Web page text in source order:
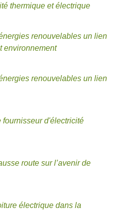
thermique et électrique
renouvelables un lien
environnement
renouvelables un lien
fournisseur d'électricité
route sur l’avenir de
électrique dans la